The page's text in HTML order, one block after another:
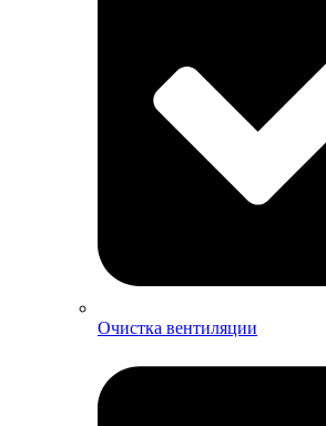
Очистка вентиляции